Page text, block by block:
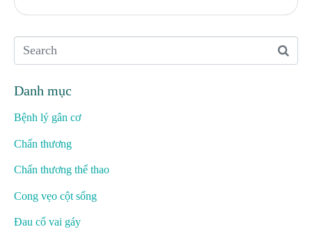
Danh mục
Bệnh lý gân cơ
Chấn thương
Chấn thương thể thao
Cong vẹo cột sống
Đau cổ vai gáy